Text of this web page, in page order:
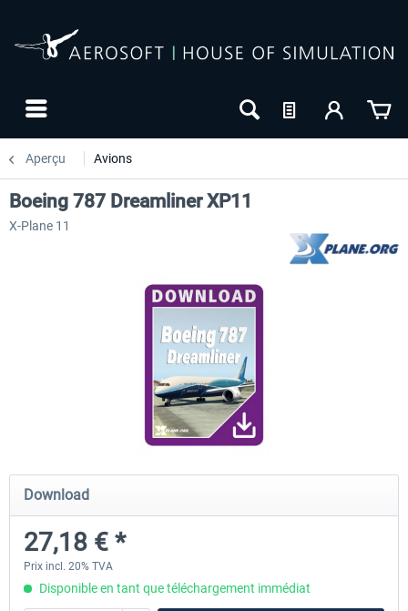
Aperçu Avions
Diamond DA-62
38,27 € *
Cessna 208 Grand Caravan
Boeing 787 Dreamliner XP11
X-Plane 11
Download
27,18 € *
Prix incl. 20% TVA
Disponible en tant que téléchargement immédiat